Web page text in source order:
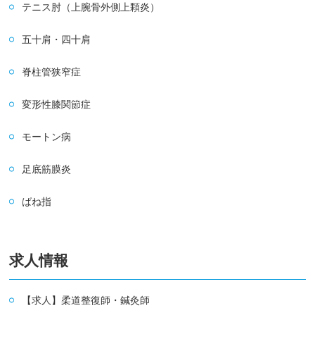
テニス肘（上腕骨外側上顆炎）
五十肩・四十肩
脊柱管狭窄症
変形性膝関節症
モートン病
足底筋膜炎
ばね指
求人情報
【求人】柔道整復師・鍼灸師